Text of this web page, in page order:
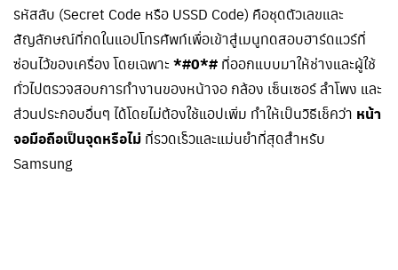
รหัสลับ (Secret Code หรือ USSD Code) คือชุดตัวเลขและ
สัญลักษณ์ที่กดในแอปโทรศัพท์เพื่อเข้าสู่เมนูทดสอบฮาร์ดแวร์ที่
ซ่อนไว้ของเครื่อง โดยเฉพาะ*#0*# ที่ออกแบบมาให้ช่างและผู้ใช้
ทั่วไปตรวจสอบการทำงานของหน้าจอ กล้อง เซ็นเซอร์ ลำโพง และ
ส่วนประกอบอื่นๆ ได้โดยไม่ต้องใช้แอปเพิ่ม ทำให้เป็นวิธีเช็คว่า หน้า
จอมือถือเป็นจุดหรือไม่ ที่รวดเร็วและแม่นยำที่สุดสำหรับ
Samsung